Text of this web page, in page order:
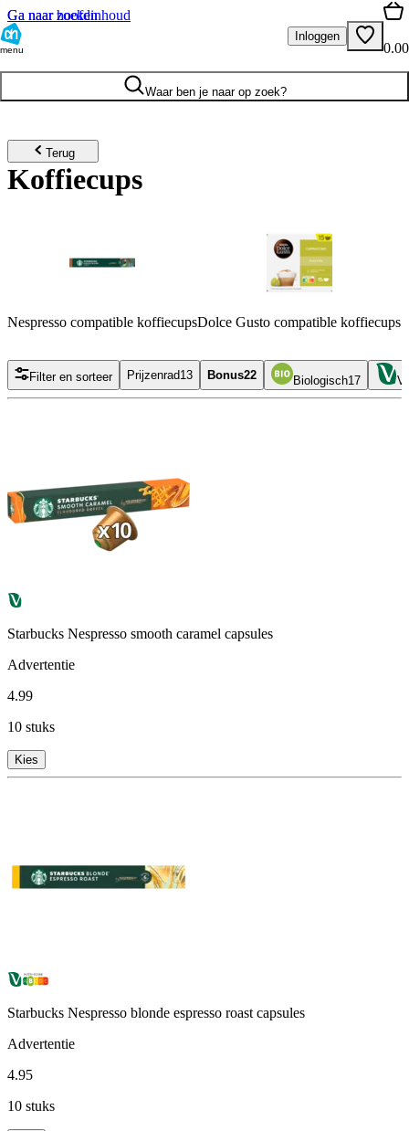
Ga naar hoofdinhoud
Ga naar zoeken
menu
Inloggen
0.00
Waar ben je naar op zoek?
Terug
Koffiecups
Nespresso compatible koffiecupsDolce Gusto compatible koffiecups
Filter en sorteer Prijzenrad13 Bonus22 Biologisch17
Starbucks Nespresso smooth caramel capsules
Advertentie
4.99
10 stuks
Kies
Starbucks Nespresso blonde espresso roast capsules
Advertentie
4.95
10 stuks